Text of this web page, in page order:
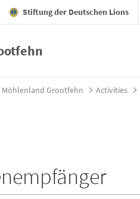
Stiftung der Deutschen Lions
Grootfehn
Möhlenland Grootfehn Activities